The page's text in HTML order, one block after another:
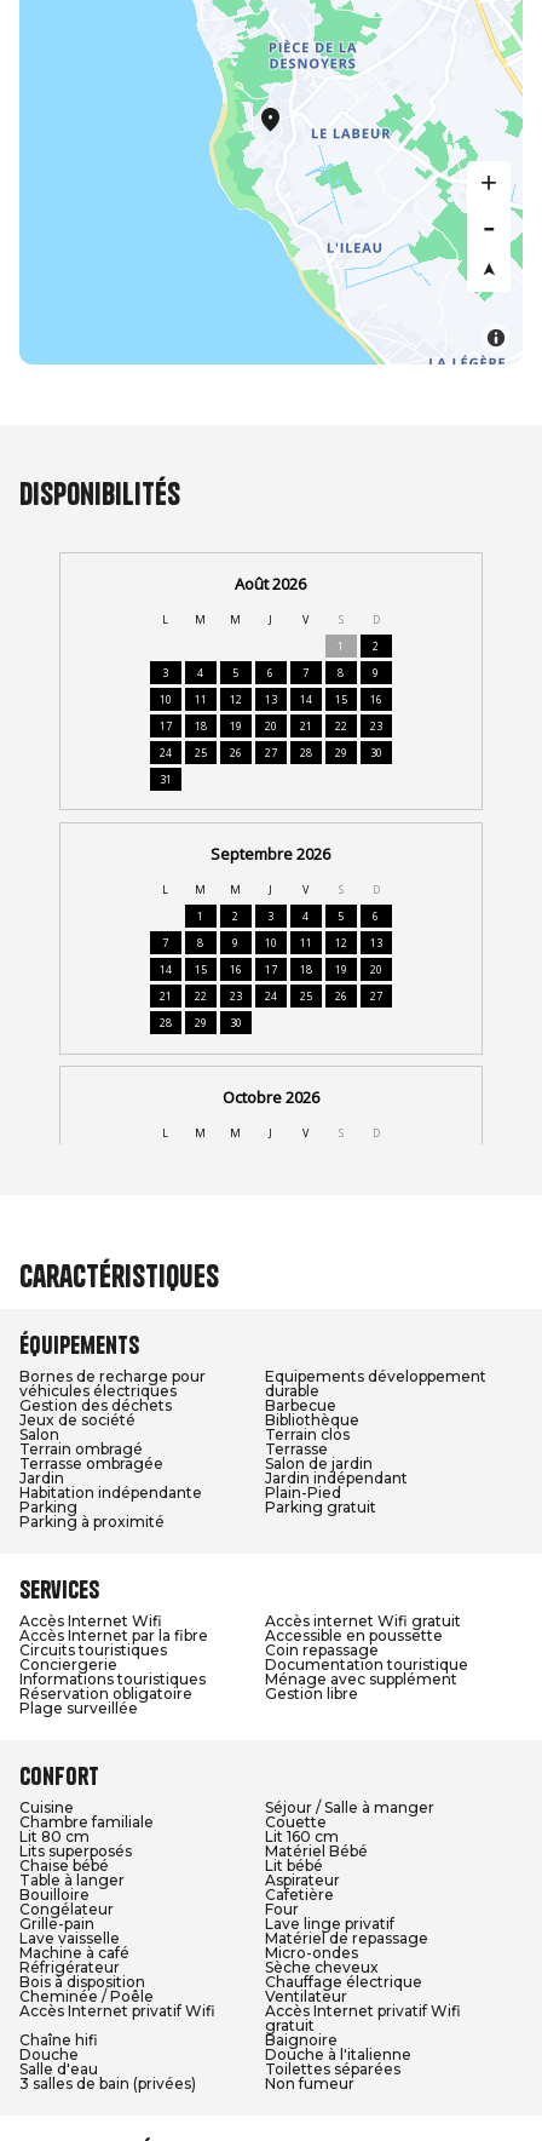
Disponibilités
Caractéristiques
Équipements
Bornes de recharge pour
véhicules électriques
Equipements développement
durable
Gestion des déchets
Barbecue
Jeux de société
Bibliothèque
Salon
Terrain clos
Terrain ombragé
Terrasse
Terrasse ombragée
Salon de jardin
Jardin
Jardin indépendant
Habitation indépendante
Plain-Pied
Parking
Parking gratuit
Parking à proximité
Services
Accès Internet Wifi
Accès internet Wifi gratuit
Accès Internet par la fibre
Accessible en poussette
Circuits touristiques
Coin repassage
Conciergerie
Documentation touristique
Informations touristiques
Ménage avec supplément
Réservation obligatoire
Gestion libre
Plage surveillée
Confort
Cuisine
Séjour / Salle à manger
Chambre familiale
Couette
Lit 80 cm
Lit 160 cm
Lits superposés
Matériel Bébé
Chaise bébé
Lit bébé
Table à langer
Aspirateur
Bouilloire
Cafetière
Congélateur
Four
Grille-pain
Lave linge privatif
Lave vaisselle
Matériel de repassage
Machine à café
Micro-ondes
Réfrigérateur
Sèche cheveux
Bois à disposition
Chauffage électrique
Cheminée / Poêle
Ventilateur
Accès Internet privatif Wifi
Accès Internet privatif Wifi
gratuit
Chaîne hifi
Baignoire
Douche
Douche à l'italienne
Salle d'eau
Toilettes séparées
3 salles de bain (privées)
Non fumeur